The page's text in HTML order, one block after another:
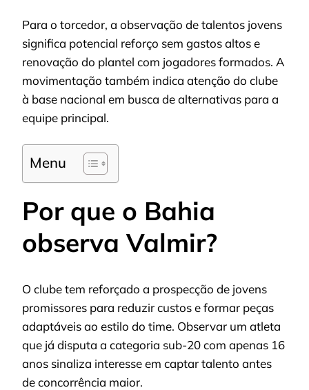
Para o torcedor, a observação de talentos jovens
significa potencial reforço sem gastos altos e
renovação do plantel com jogadores formados. A
movimentação também indica atenção do clube
à base nacional em busca de alternativas para a
equipe principal.
Menu
Por que o Bahia
observa Valmir?
O clube tem reforçado a prospecção de jovens
promissores para reduzir custos e formar peças
adaptáveis ao estilo do time. Observar um atleta
que já disputa a categoria sub-20 com apenas 16
anos sinaliza interesse em captar talento antes
de concorrência maior.